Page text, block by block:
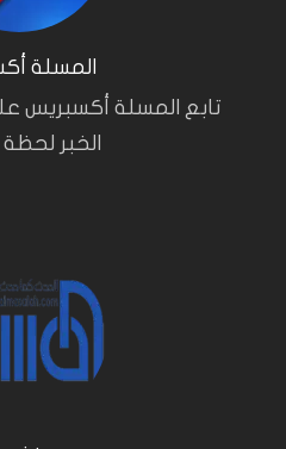
المسلة
تابع المسلة أكسبريس
الخبر